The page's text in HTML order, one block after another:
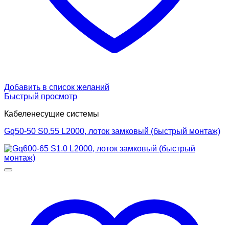
Добавить в список желаний
Быстрый просмотр
Кабеленесущие системы
Gq50-50 S0.55 L2000, лоток замковый (быстрый монтаж)